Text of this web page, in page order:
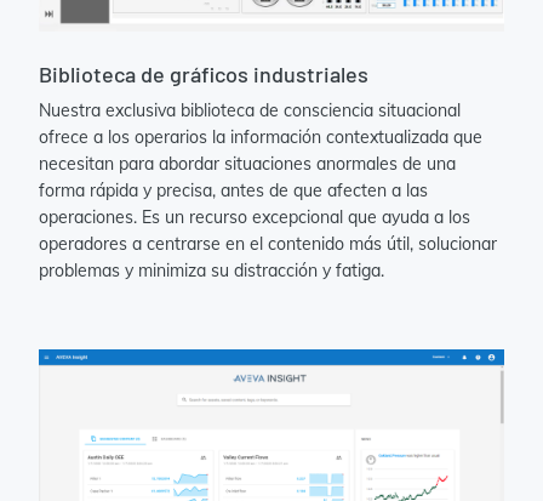
Biblioteca de gráficos industriales
Nuestra exclusiva biblioteca de consciencia situacional
ofrece a los operarios la información contextualizada que
necesitan para abordar situaciones anormales de una
forma rápida y precisa, antes de que afecten a las
operaciones. Es un recurso excepcional que ayuda a los
operadores a centrarse en el contenido más útil, solucionar
problemas y minimiza su distracción y fatiga.